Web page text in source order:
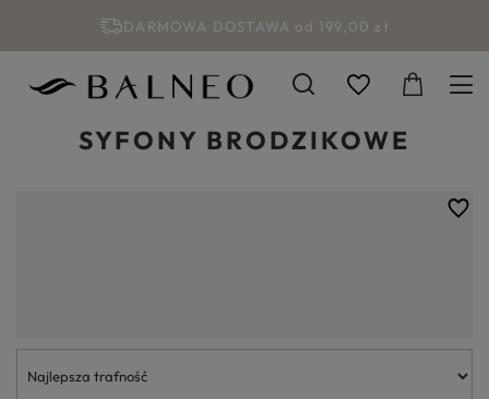
DARMOWA DOSTAWA od 199,00 zł
SYFONY BRODZIKOWE
Każdy, to urządzał lub remontował łazienkę doskonale zdaje sobie
sprawę, jak dużym bywa to wyzwaniem. Zanim do pomieszczenia
wyzwaniem bywa syfon do niskiego brodzika, gdzie liczy się dosłownie